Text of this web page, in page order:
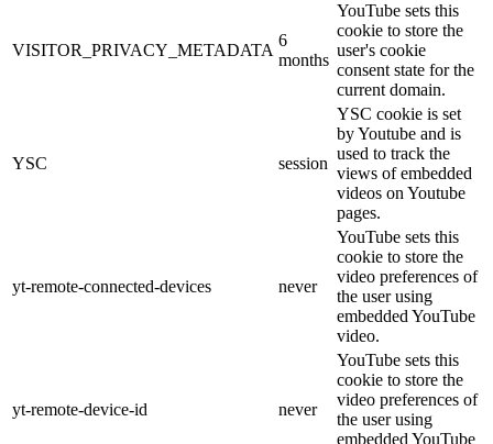
VISITOR_PRIVACY_METADATA
6
months
YouTube sets this
cookie to store the
user's cookie
consent state for the
current domain.
YSC session
YSC cookie is set
by Youtube and is
used to track the
views of embedded
videos on Youtube
pages.
yt-remote-connected-devices never
YouTube sets this
cookie to store the
video preferences of
the user using
embedded YouTube
video.
yt-remote-device-id never
YouTube sets this
cookie to store the
video preferences of
the user using
embedded YouTube